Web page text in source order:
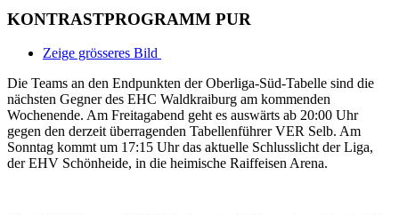
KONTRASTPROGRAMM PUR
Zeige grösseres Bild
Die Teams an den Endpunkten der Oberliga-Süd-Tabelle sind die
nächsten Gegner des EHC Waldkraiburg am kommenden
Wochenende. Am Freitagabend geht es auswärts ab 20:00 Uhr
gegen den derzeit überragenden Tabellenführer VER Selb. Am
Sonntag kommt um 17:15 Uhr das aktuelle Schlusslicht der Liga,
der EHV Schönheide, in die heimische Raiffeisen Arena.